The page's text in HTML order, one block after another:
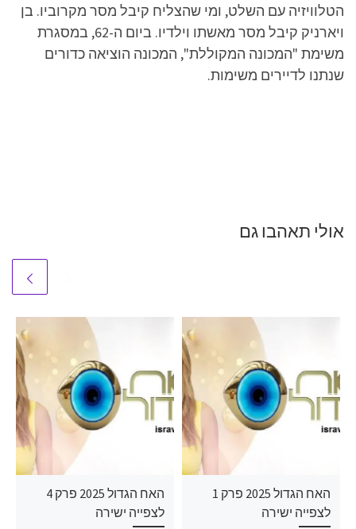
הטלוויזיה עם השלט, ומי שהצליח קיבל מסר מקרוביו. בן
ויארניק קיבל מסר מאשתו וילדיו. ביום ה-62, במסגרת
משימת "המכונה המקוללת", המכונה הוציאה כדורים
שנתנו לדיירים משימות.
אולי תאהבו גם
האח הגדול 2025 פרק 4
לצפייה ישירה
האח הגדול 2025 פרק 1
לצפייה ישירה